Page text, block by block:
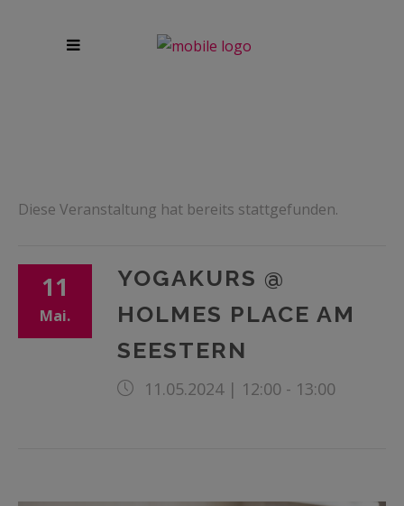
Diese Veranstaltung hat bereits stattgefunden.
11
Mai.
YOGAKURS @
HOLMES PLACE AM
SEESTERN
11.05.2024 | 12:00 - 13:00